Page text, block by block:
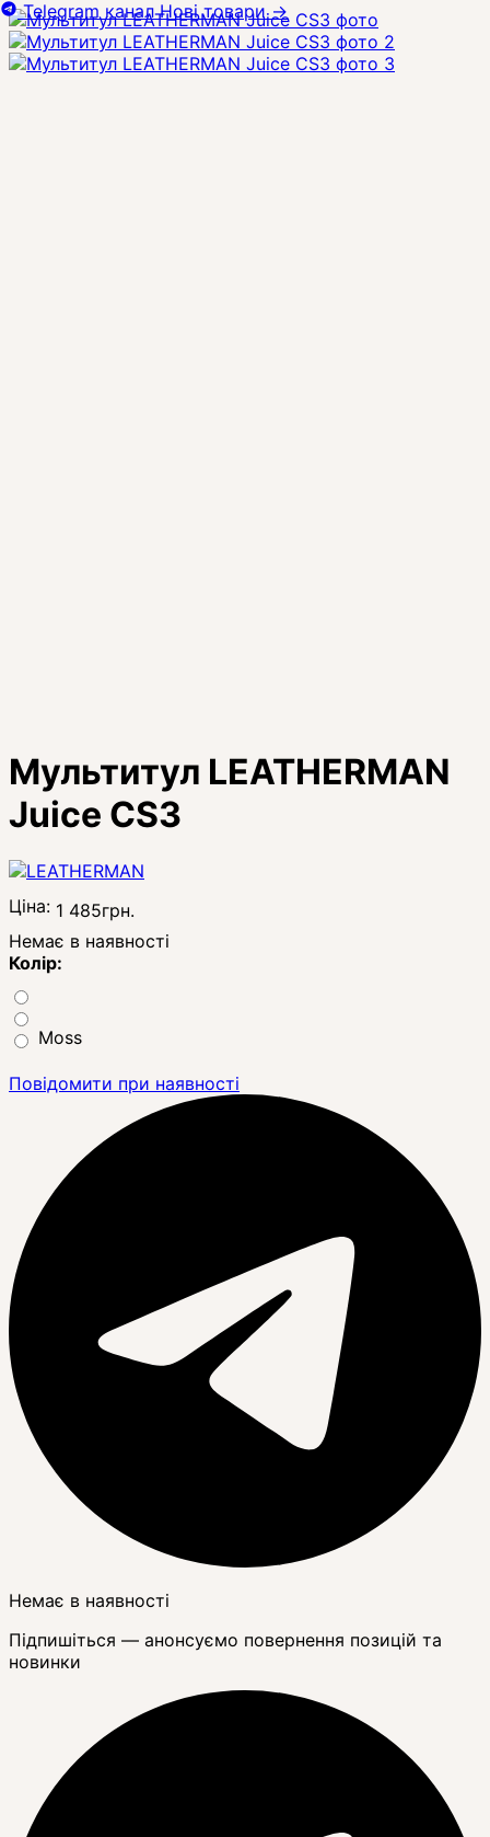
Мультитул LEATHERMAN
Juice CS3
Ціна: 1 485грн.
Немає в наявності
Колір:
Moss
Повідомити при наявності
Немає в наявності
Підпишіться — анонсуємо повернення позицій та
новинки
Telegram канал Нові товари→